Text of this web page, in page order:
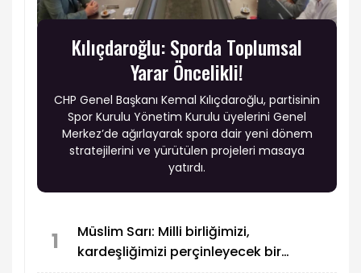
Kılıçdaroğlu: Sporda Toplumsal
Yarar Öncelikli!
CHP Genel Başkanı Kemal Kılıçdaroğlu, partisinin
Spor Kurulu Yönetim Kurulu üyelerini Genel
Merkez’de ağırlayarak spora dair yeni dönem
stratejilerini ve yürütülen projeleri masaya
yatırdı.
1
Müslim Sarı: Milli birliğimizi,
kardeşliğimizi perçinleyecek bir